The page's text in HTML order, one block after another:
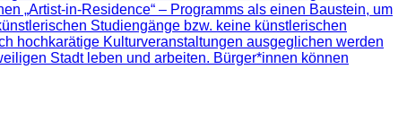
„Artist-in-Residence“ – Programms als einen Baustein, um
Studiengänge bzw. keine künstlerischen
hochkarätige Kulturveranstaltungen ausgeglichen werden
Stadt leben und arbeiten. Bürger*innen können